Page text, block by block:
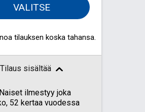
VALITSE
tilauksen koska tahansa.
Tilaus sisältää
ilmestyy joka
52 kertaa vuodessa